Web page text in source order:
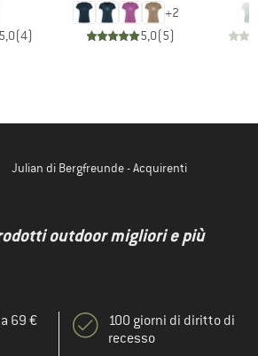
(4)
+2
5,0(5)
Julian di Bergfreunde - Acquirenti
outdoor migliori e più
69 €
100 giorni di diritto di
recesso